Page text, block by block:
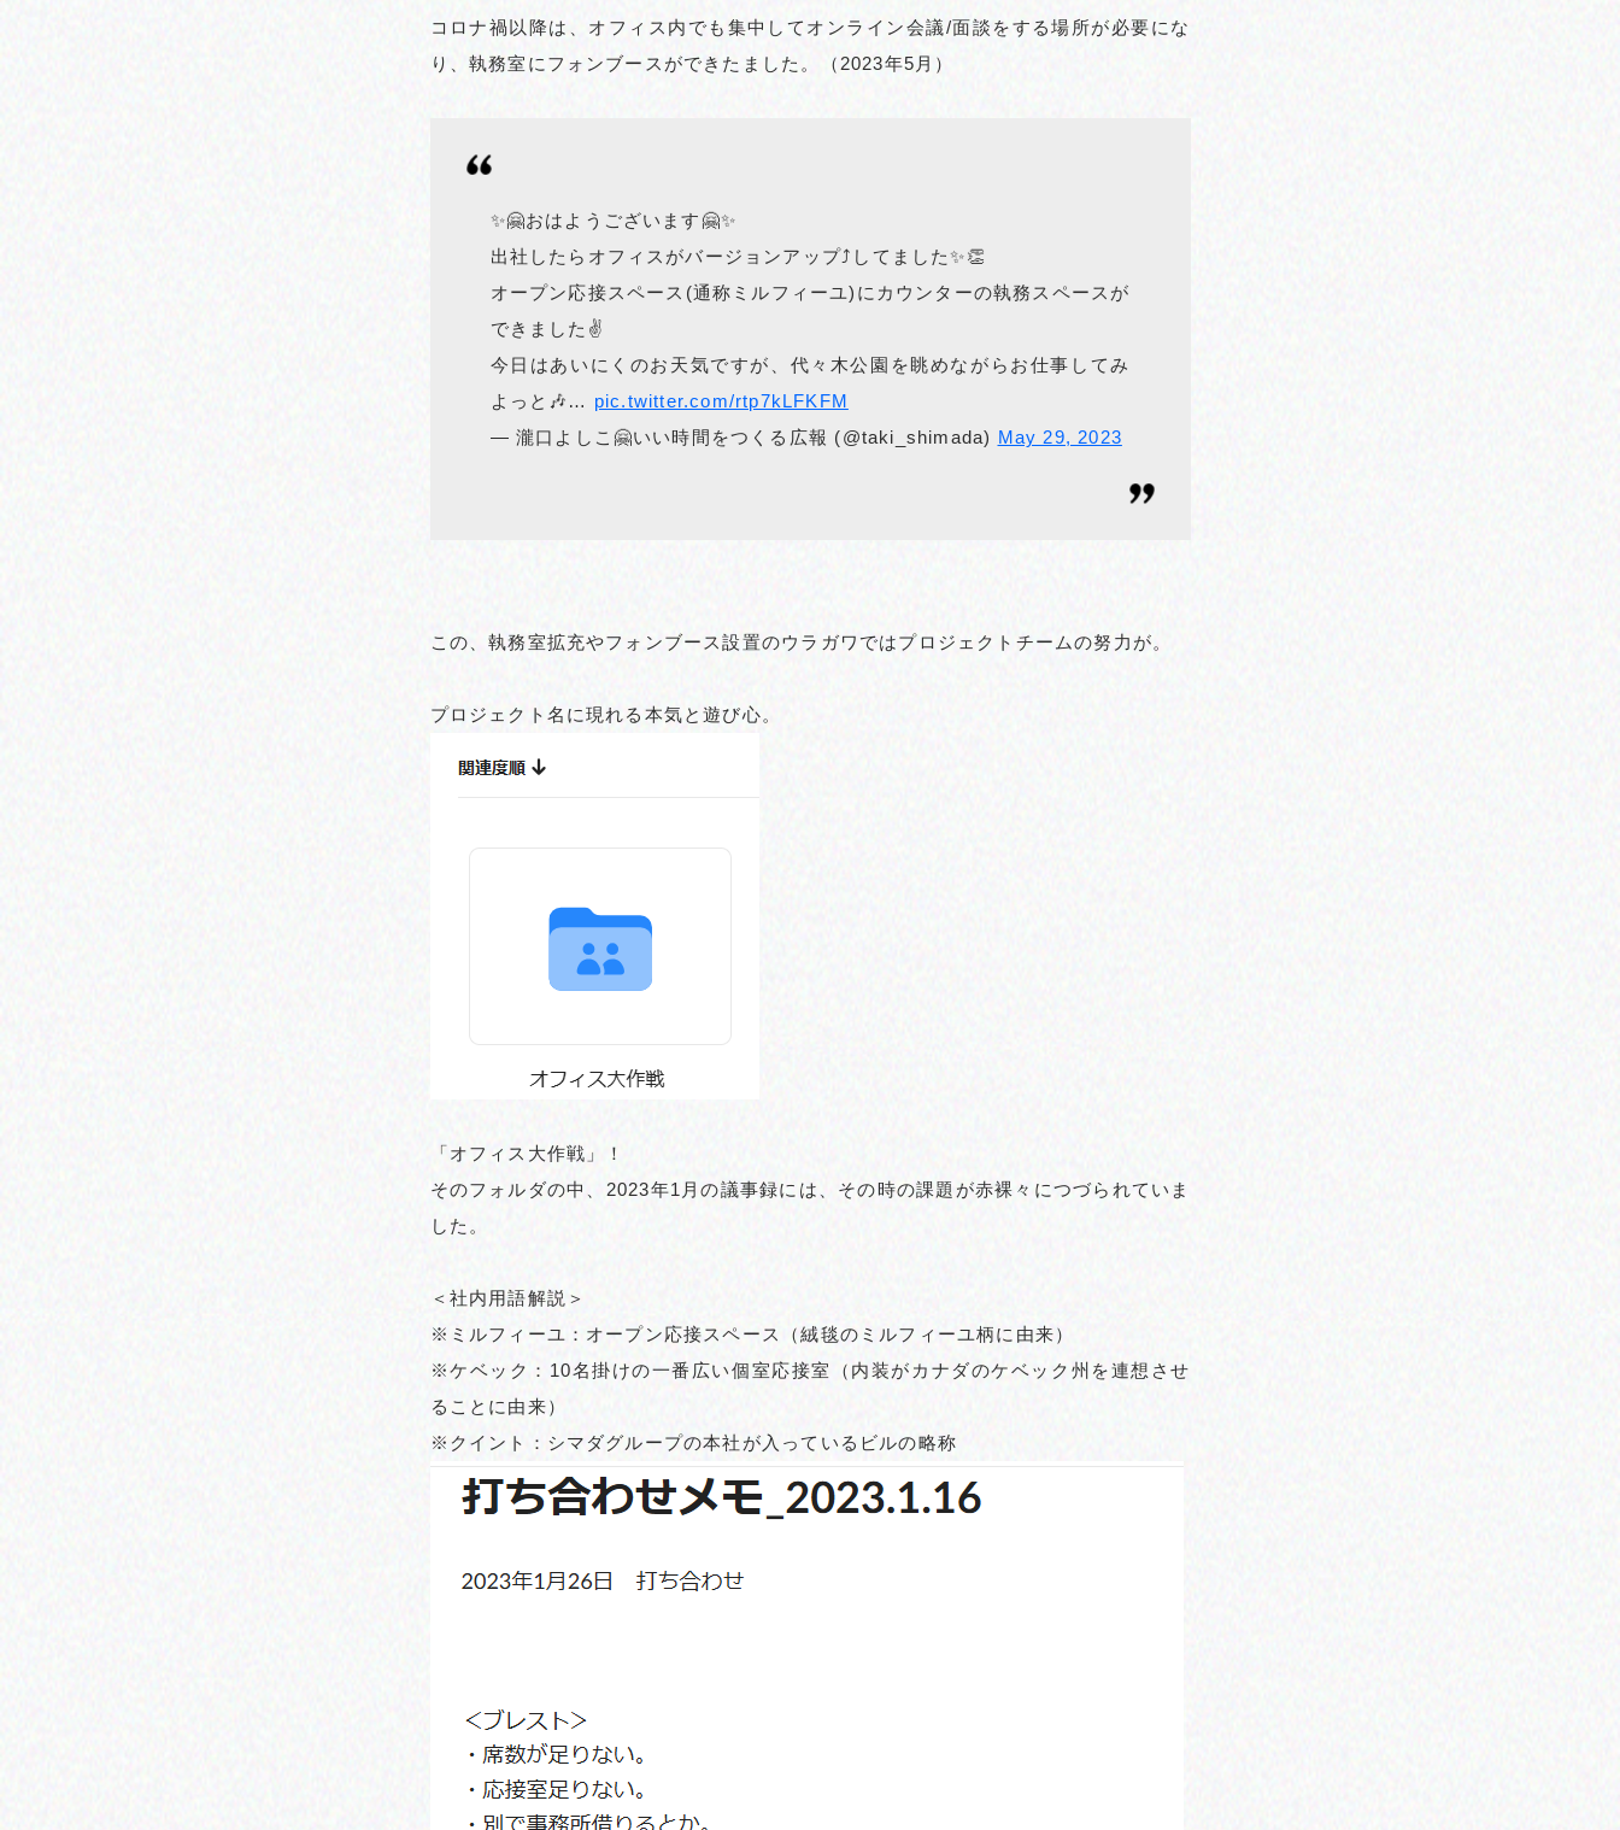
コロナ禍以降は、オフィス内でも集中してオンライン会議/面談をする場所が必要にな
り、執務室にフォンブースができたました。（2023年5月）
✨🤗おはようございます🤗✨
出社したらオフィスがバージョンアップ⤴️してました✨👏
オープン応接スペース(通称ミルフィーユ)にカウンターの執務スペースが
できました✌️
今日はあいにくのお天気ですが、代々木公園を眺めながらお仕事してみ
よっと🎶… pic.twitter.com/rtp7kLFKFM
— 瀧口よしこ🤗いい時間をつくる広報 (@taki_shimada) May 29, 2023
この、執務室拡充やフォンブース設置のウラガワではプロジェクトチームの努力が。
プロジェクト名に現れる本気と遊び心。
「オフィス大作戦」！
そのフォルダの中、2023年1月の議事録には、その時の課題が赤裸々につづられていま
した。
＜社内用語解説＞
※ミルフィーユ：オープン応接スペース（絨毯のミルフィーユ柄に由来）
※ケベック：10名掛けの一番広い個室応接室（内装がカナダのケベック州を連想させ
ることに由来）
※クイント：シマダグループの本社が入っているビルの略称